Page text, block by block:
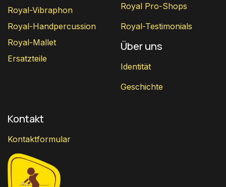
Royal-Vibraphon
Royal-Handpercussion
Royal-Mallet
Ersatzteile
Royal Pro-Shops
Royal-Testimonials
Über uns
Identität
Geschichte
Kontakt
Kontaktformular